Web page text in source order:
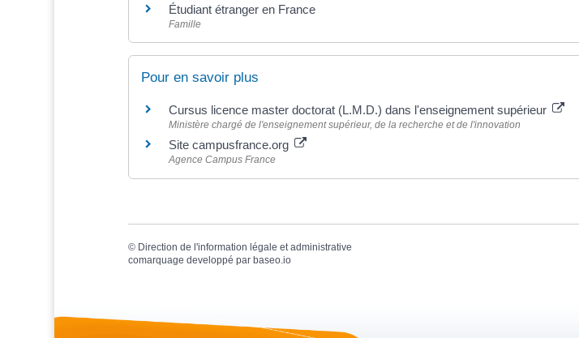
Étudiant étranger en France
Famille
Pour en savoir plus
Cursus licence master doctorat (L.M.D.) dans l'enseignement supérieur
Ministère chargé de l'enseignement supérieur, de la recherche et de l'innovation
Site campusfrance.org
Agence Campus France
© Direction de l'information légale et administrative
comarquage developpé par baseo.io